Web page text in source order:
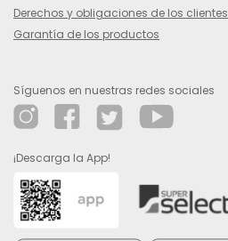
Derechos y obligaciones de los clientes
Garantía de los productos
Síguenos en nuestras redes sociales
¡Descarga la App!